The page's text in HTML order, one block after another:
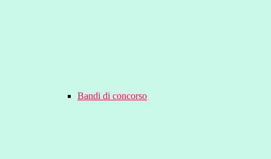
Bandi di concorso